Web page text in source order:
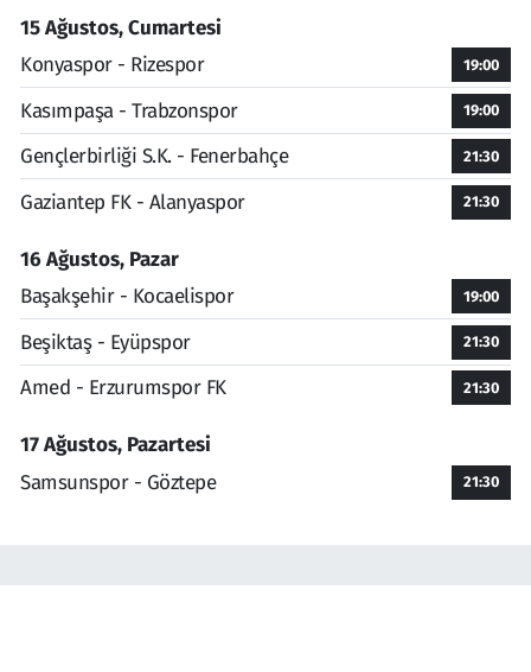
15 Ağustos, Cumartesi
Konyaspor - Rizespor
19:00
Kasımpaşa - Trabzonspor 19:00
Gençlerbirliği S.K. - Fenerbahçe 21:30
Gaziantep FK - Alanyaspor 21:30
16 Ağustos, Pazar
Başakşehir - Kocaelispor
19:00
Beşiktaş - Eyüpspor 21:30
Amed - Erzurumspor FK 21:30
17 Ağustos, Pazartesi
Samsunspor - Göztepe
21:30